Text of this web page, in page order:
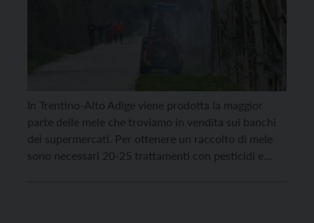
In Trentino-Alto Adige viene prodotta la maggior
parte delle mele che troviamo in vendita sui banchi
dei supermercati. Per ottenere un raccolto di mele
sono necessari 20-25 trattamenti con pesticidi e